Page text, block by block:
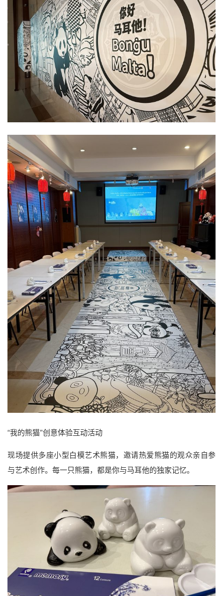
“我的熊猫”创意体验互动活动
现场提供多座小型白模艺术熊猫，邀请热爱熊猫的观众亲自参
与艺术创作。每一只熊猫，都是你与马耳他的独家记忆。